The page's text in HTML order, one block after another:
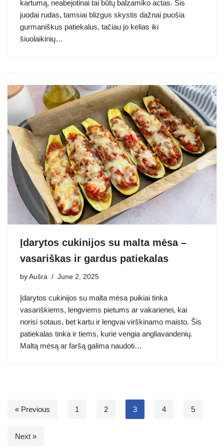
kartumą, neabejotinai tai būtų balzamiko actas. Šis
juodai rudas, tamsiai blizgus skystis dažnai puošia
gurmaniškus patiekalus, tačiau jo kelias iki
šiuolaikinių…
Įdarytos cukinijos su malta mėsa –
vasariškas ir gardus patiekalas
by Aušra June 2, 2025
Įdarytos cukinijos su malta mėsa puikiai tinka
vasariškiems, lengviems pietums ar vakarienei, kai
norisi sotaus, bet kartu ir lengvai virškinamo maisto. Šis
patiekalas tinka ir tiems, kurie vengia angliavandenių.
Maltą mėsą ar faršą galima naudoti…
« Previous 1 2 3 4 5
Next »